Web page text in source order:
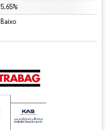
5.65%
Baixo